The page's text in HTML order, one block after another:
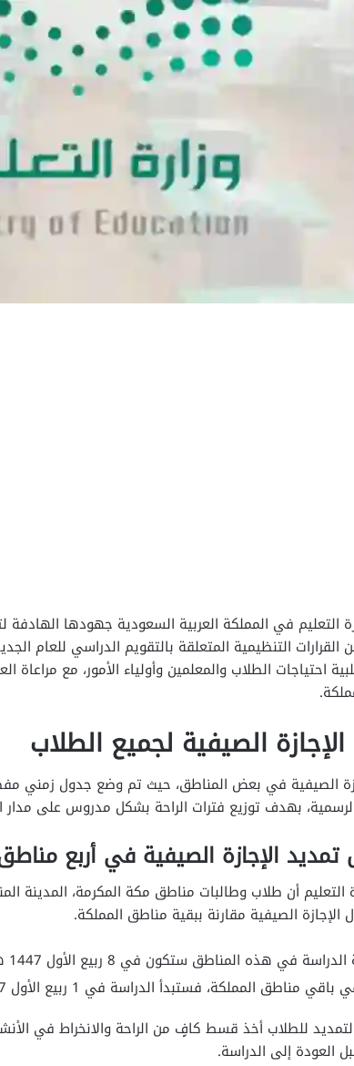
التعليم في المملكة العربية السعودية جهودها الهادفة
احتياجات الطلاب والمعلمين وأولياء الأمور، مع مراعاة
الصيفية لجميع الطلاب
الصيفية في بعض المناطق، حيث تم وضع جدول زمني
الرسمية، بهدف توزيع فترات الراحة بشكل مدروس على مدار
تمديد الإجازة الصيفية في أربع
التعليم أن طلاب وطالبات مناطق مكة المكرمة، المدينة
الإجازة الصيفية مقارنة ببقية مناطق المملكة.
في هذه المناطق ستكون في 8 ربيع الأول 1447 هـ، الموافق 31 أغسطس 2025.
مناطق المملكة، فستبدأ الدراسة في 1 ربيع الأول 1447 هـ، الموافق 24 أغسطس 2025.
للطلاب أخذ قسط كافٍ من الراحة والانخراط في
العودة إلى الدراسة.